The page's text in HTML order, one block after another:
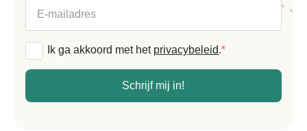
mailadres
Algemene
Ik ga akkoord met het privacybeleid.*
Schrijf mij in!